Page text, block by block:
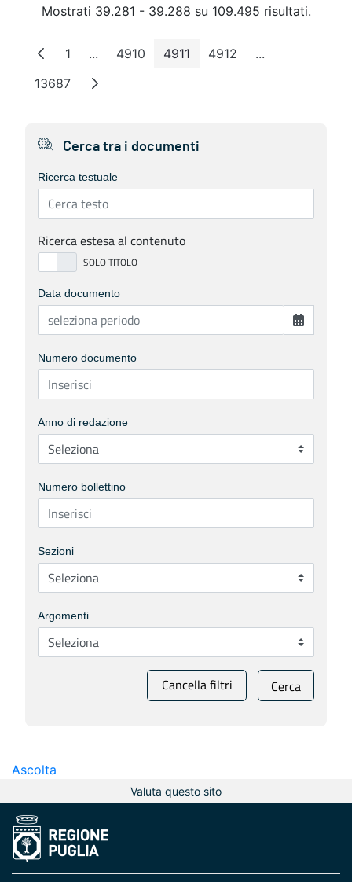
Mostrati 39.281 - 39.288 su 109.495 risultati.
Pagina
1 ...Pagine intermedie
Pagina
4910 Pagina
4911 Pagina
4912 ...Pagine
Pagina
13687
Cerca tra i documenti
Ricerca testuale
Ricerca estesa al contenuto
Data documento
Numero documento
Anno di redazione
Numero bollettino
Sezioni
Argomenti
Cancella filtri Cerca
Ascolta
Valuta questo sito